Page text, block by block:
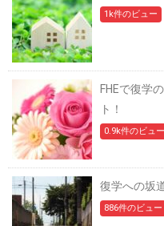
1k件のビュー
FHEで復学
ト！
0.9k件のビュー
復学への坂
886件のビュー